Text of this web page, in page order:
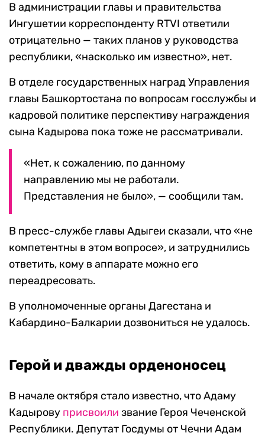
В администрации главы и правительства
Ингушетии корреспонденту RTVI ответили
отрицательно — таких планов у руководства
республики, «насколько им известно», нет.
В отделе государственных наград Управления
главы Башкортостана по вопросам госслужбы и
кадровой политике перспективу награждения
сына Кадырова пока тоже не рассматривали.
«Нет, к сожалению, по данному
направлению мы не работали.
Представления не было», — сообщили там.
В пресс-службе главы Адыгеи сказали, что «не
компетентны в этом вопросе», и затруднились
ответить, кому в аппарате можно его
переадресовать.
В уполномоченные органы Дагестана и
Кабардино-Балкарии дозвониться не удалось.
Герой и дважды орденоносец
В начале октября стало известно, что Адаму
Кадырову присвоили звание Героя Чеченской
Республики. Депутат Госдумы от Чечни Адам